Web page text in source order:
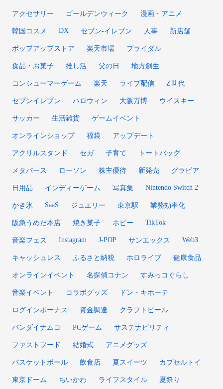
アクセサリー ゴールデンウィーク 漫画・アニメ
韓国コスメ DX セブン‐イレブン 人事 新店舗
ポップアップストア 楽天市場 ブライダル
食品・お菓子 推し活 父の日 地方創生
コンシューマーゲーム 楽天 ライブ配信 Z世代
セブンイレブン ハロウィン 大阪万博 ウイスキー
サッカー 生活雑貨 ゲームイベント
オンラインショップ 福袋 アップデート
アクリルスタンド セガ 子育て トートバッグ
メタバース ローソン 株主優待 新発売 グラビア
日用品 インディーゲーム 写真集 Nintendo Switch 2
かき氷 SaaS ジュエリー 東京駅 業務効率化
阪急うめだ本店 焼き菓子 ホビー TikTok
音楽フェス Instagram J-POP サンエックス Web3
キャッシュレス ふるさと納税 ホロライブ 健康食品
オンラインイベント 名探偵コナン すみっコぐらし
音楽イベント コラボグッズ ドン・キホーテ
ログインボーナス 資金調達 クラフトビール
バンダイナムコ PCゲーム サステナビリティ
ファストフード 結婚式 アニメグッズ
バスケットボール 飲食店 夏スイーツ カプセルトイ
東京ドーム ちいかわ ライフスタイル 夏祭り